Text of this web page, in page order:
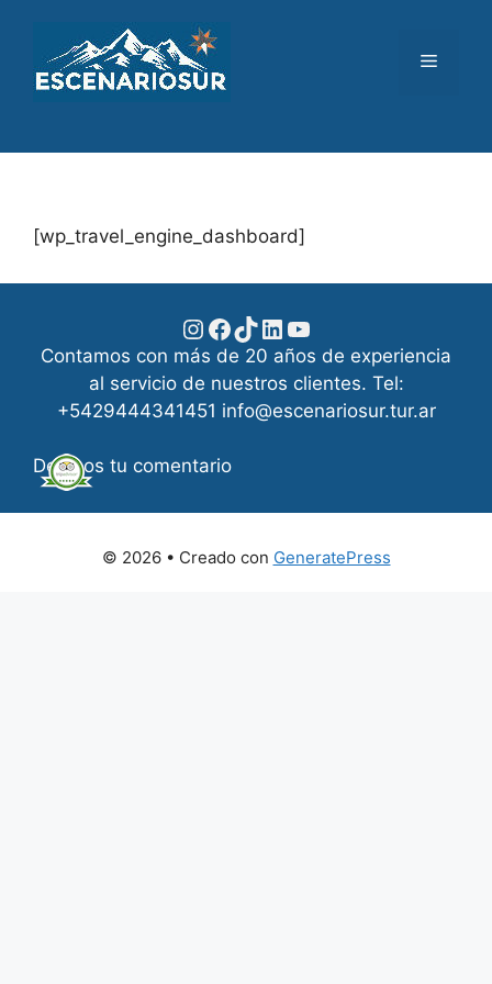
contenido
Menú
[wp_travel_engine_dashboard]
Instagram
Facebook
TikTok
LinkedIn
YouTube
Contamos con más de 20 años de experiencia
al servicio de nuestros clientes. Tel:
+5429444341451 info@escenariosur.tur.ar
Dejanos tu comentario
© 2026 • Creado con GeneratePress